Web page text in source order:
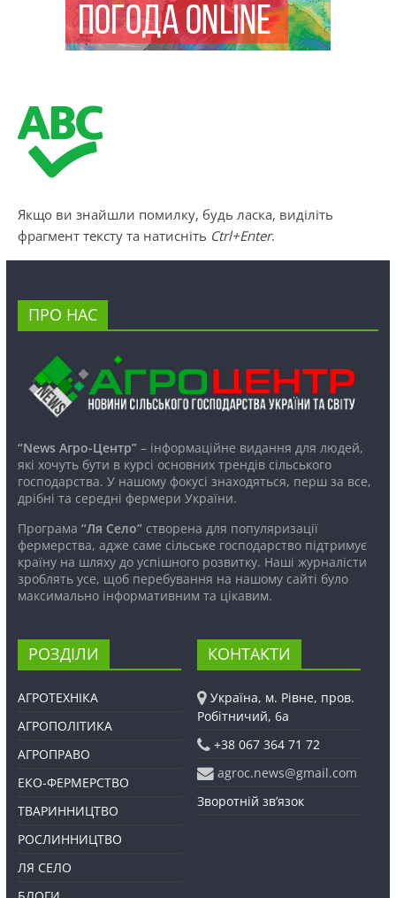
Якщо ви знайшли помилку, будь ласка, виділіть
фрагмент тексту та натисніть Ctrl+Enter.
ПРО НАС
“News Агро-Центр”– інформаційне видання для людей,
які хочуть бути в курсі основних трендів сільського
господарства. У нашому фокусі знаходяться, перш за все,
дрібні та середні фермери України.
Програма “Ля Село”створена для популяризації
фермерства, адже саме сільське господарство підтримує
країну на шляху до успішного розвитку. Наші журналісти
зроблять усе, щоб перебування на нашому сайті було
максимально інформативним та цікавим.
РОЗДІЛИ
АГРОТЕХНІКА
АГРОПОЛІТИКА
АГРОПРАВО
ЕКО-ФЕРМЕРСТВО
ТВАРИННИЦТВО
РОСЛИННИЦТВО
ЛЯ СЕЛО
КОНТАКТИ
Україна, м. Рівне, пров.
Робітничий, 6а
+38 067 364 71 72
agroc.news@gmail.com
Зворотній зв’язок